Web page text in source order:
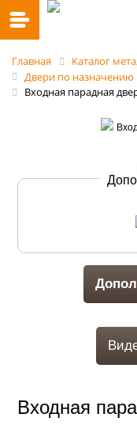
Главная
Каталог
Двери по назначению
Входная парадная
Входная